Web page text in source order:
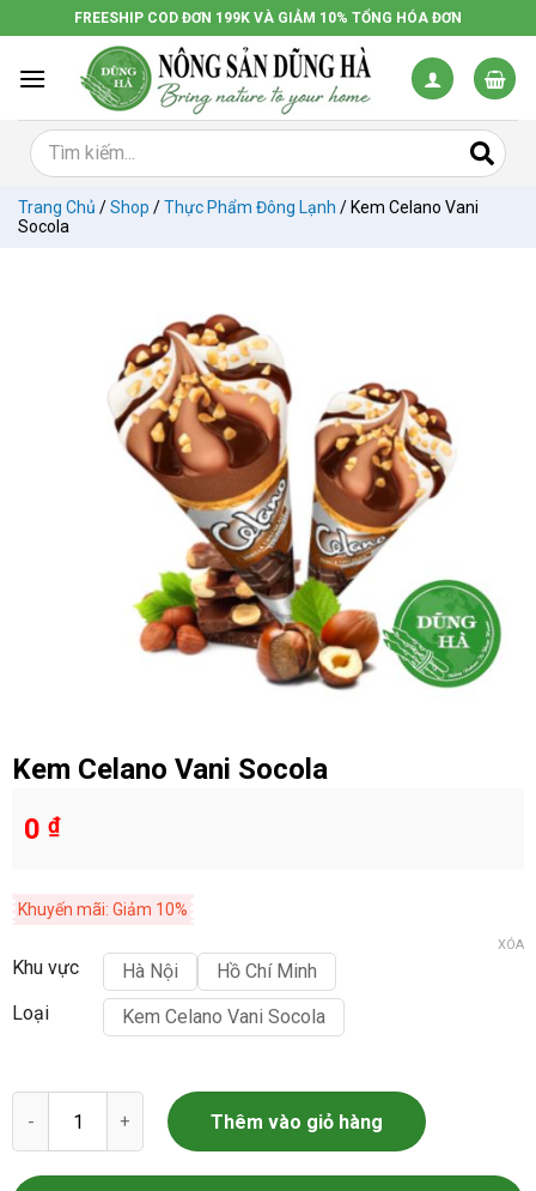
đến
dung
FREESHIP COD ĐƠN 199K VÀ GIẢM 10% TỔNG HÓA ĐƠN
Trang Chủ /Shop /Thực Phẩm Đông Lạnh / Kem Celano Vani
Socola
Kem Celano Vani Socola
0 ₫
Khuyến mãi: Giảm 10%
Khu vực Hà Nội
Hồ Chí Minh
Loại
Kem Celano Vani Socola
XÓA
Kem Celano Vani Socola số lượng
Thêm vào giỏ hàng